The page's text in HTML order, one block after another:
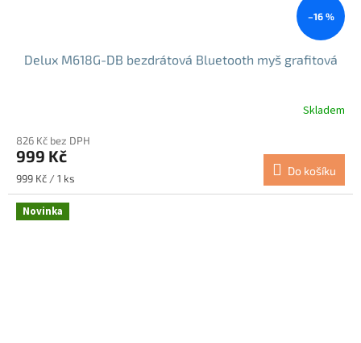
–16 %
Delux M618G-DB bezdrátová Bluetooth myš grafitová
produktu
je
5,0
5
hvězdiček.
Skladem
826 Kč bez DPH
999 Kč
Měrná
cena:
999 Kč / 1 ks
Do košíku
Novinka